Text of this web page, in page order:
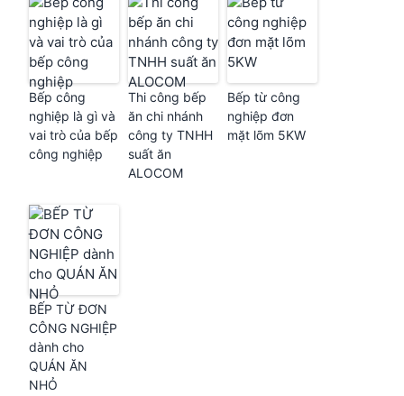
Bếp công
nghiệp là gì và
vai trò của bếp
công nghiệp
Thi công bếp
ăn chi nhánh
công ty TNHH
suất ăn
ALOCOM
Bếp từ công
nghiệp đơn
mặt lõm 5KW
BẾP TỪ ĐƠN
CÔNG NGHIỆP
dành cho
QUÁN ĂN
NHỎ